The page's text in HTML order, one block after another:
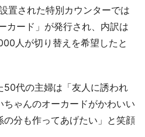
置された特別カウンターでは
カード」が発行され、内訳は
人が切り替えを希望したと
代の主婦は「友人に誘われ
ゃんのオーカードがかわいい
分も作ってあげたい」と笑顔